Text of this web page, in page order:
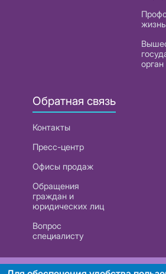
жизнь
орган
Обратная связь
Контакты
Пресс-центр
Офисы продаж
Обращения
граждан и
юридических лиц
Вопрос
специалисту
РУП «Белтелеком». УНП